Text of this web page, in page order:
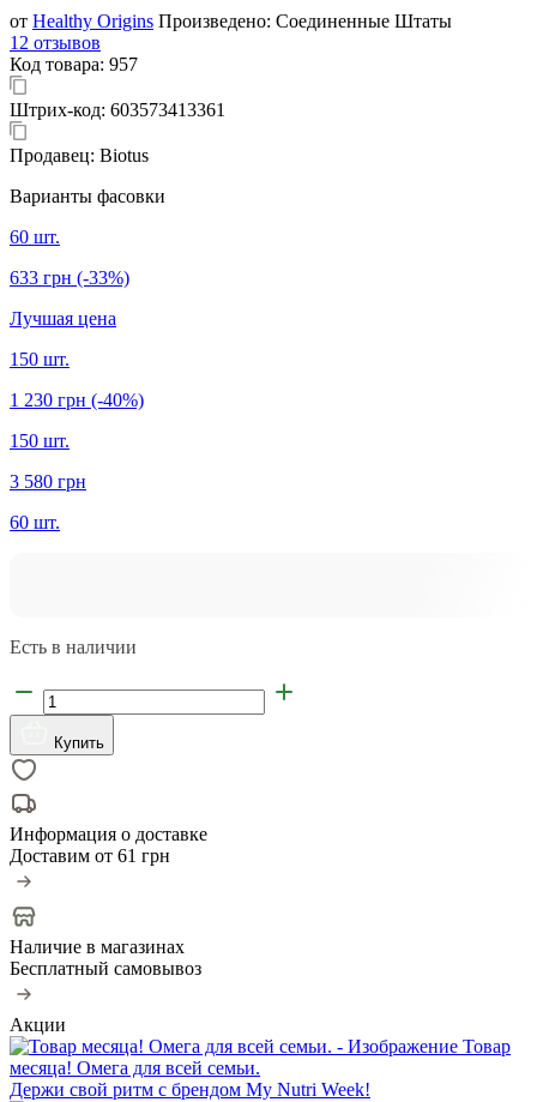
от Healthy Origins Произведено: Соединенные Штаты
12 отзывов
Код товара: 957
Штрих-код: 603573413361
Продавец: Biotus
Варианты фасовки
60 шт.
633 грн (-33%)
Лучшая цена
150 шт.
1 230 грн (-40%)
150 шт.
3 580 грн
60 шт.
Есть в наличии
Купить
Информация о доставке
Доставим от 61 грн
Наличие в магазинах
Бесплатный самовывоз
Акции
Товар
месяца! Омега для всей семьи.
Держи свой ритм с брендом My Nutri Week!